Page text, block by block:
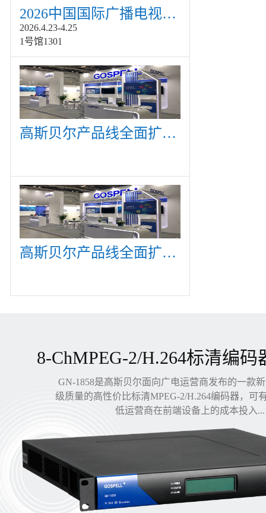
2026中国国际广播电视信息网络展览会展
2026.4.23-4.25
1号馆1301
高斯贝尔产品线全面扩展，众多新产品亮相CommunicAsia 2019
高斯贝尔产品线全面扩展，众多新产品亮相CommunicAsia 2019
8-ChMPEG-2/H.264标清编码
GN-1858是高斯贝尔面向广电运营商发布的一款
级质量的高性价比标清MPEG-2/H.264编码器，可
低运营商在前端设备上的成本投入...